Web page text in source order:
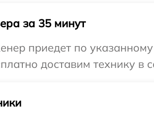
за 35 минут
приедет по
доставим технику в